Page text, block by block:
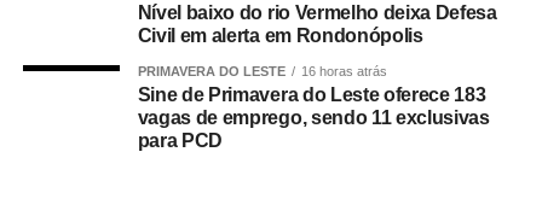
Nível baixo do rio Vermelho deixa Defesa
Civil em alerta em Rondonópolis
PRIMAVERA DO LESTE 16 horas atrás
Sine de Primavera do Leste oferece 183
vagas de emprego, sendo 11 exclusivas
para PCD